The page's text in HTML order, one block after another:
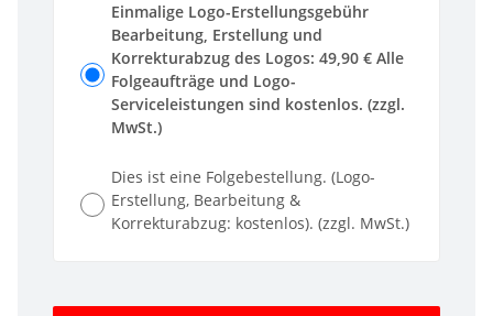
Einmalige Logo-Erstellungsgebühr
Bearbeitung, Erstellung und
Korrekturabzug des Logos: 49,90 € Alle
Folgeaufträge und Logo-
Serviceleistungen sind kostenlos. (zzgl.
MwSt.)
Dies ist eine Folgebestellung. (Logo-
Erstellung, Bearbeitung &
Korrekturabzug: kostenlos). (zzgl. MwSt.)